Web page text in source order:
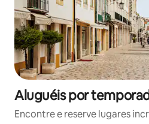
Aluguéis por
Encontre e reserve lugares